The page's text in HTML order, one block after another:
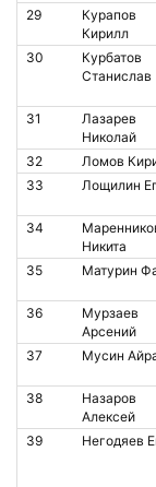
29
Курапов
Кирилл
30
Курбатов
Станислав
31
Лазарев
Николай
32 Ломов
33
Лощилин
34
Никита
35 Матурин
36
Мурзаев
Арсений
37 Мусин
38
Назаров
Алексей
39 Негодяев